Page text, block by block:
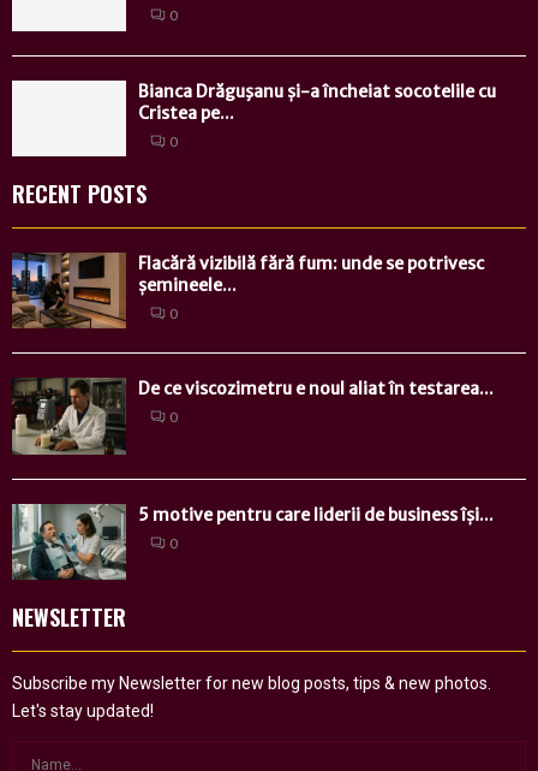
0
Bianca Drăguşanu și-a încheiat socotelile cu
Cristea pe...
0
RECENT POSTS
Flacără vizibilă fără fum: unde se potrivesc
șemineele...
0
De ce viscozimetru e noul aliat în testarea...
0
5 motive pentru care liderii de business își...
0
NEWSLETTER
Subscribe my Newsletter for new blog posts, tips & new photos.
Let's stay updated!